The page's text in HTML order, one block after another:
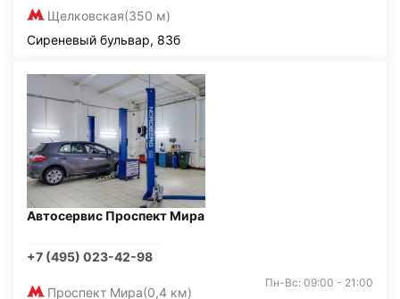
Щелковская(350 м)
Сиреневый бульвар, 83б
Автосервис Проспект Мира
+7 (495) 023-42-98
Проспект Мира(0,4 км)
Пн-Вс: 09:00 - 21:00